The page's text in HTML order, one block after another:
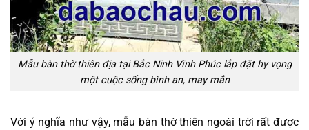
Mẫu bàn thờ thiên địa tại Bắc Ninh Vĩnh Phúc lắp đặt hy vọng
một cuộc sống bình an, may mắn
Với ý nghĩa như vậy, mẫu bàn thờ thiên ngoài trời rất được